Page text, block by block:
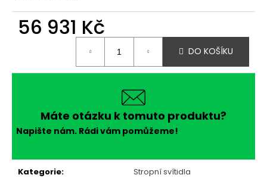
56 931 Kč
DO KOŠÍKU
Máte otázku k tomuto produktu?
Napište nám. Rádi vám pomůžeme!
Kategorie:
Stropní svítidla